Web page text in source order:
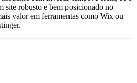
site robusto e bem posicionado no
valor em ferramentas como Wix ou